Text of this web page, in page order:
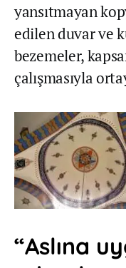
yansıtmayan
edilen duvar ve
bezemeler,
çalışmasıyla
“Aslına